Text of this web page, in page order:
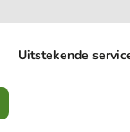
Uitstekende